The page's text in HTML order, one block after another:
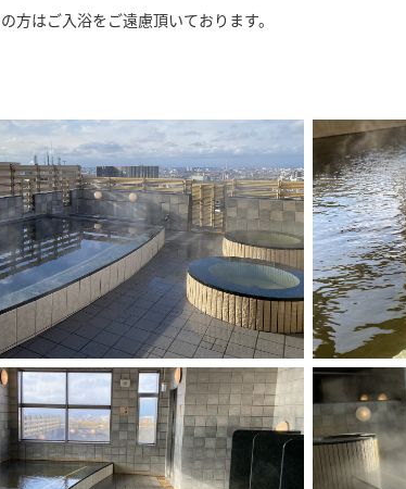
方はご入浴をご遠慮頂いております。